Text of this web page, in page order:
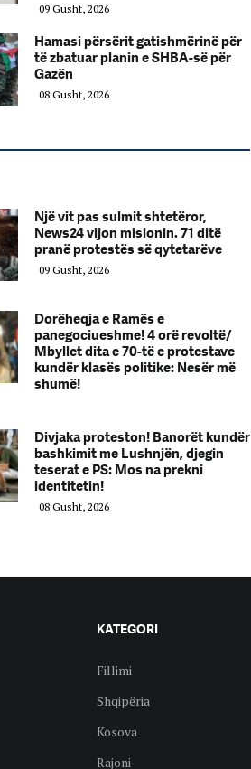
09 Gusht, 2026
Hamasi përsërit gatishmërinë për
të zbatuar planin e SHBA-së për
Gazën
08 Gusht, 2026
Një vit pas sulmit shtetëror,
News24 vijon misionin. 71 ditë
pranë protestës së qytetarëve
09 Gusht, 2026
Dorëheqja e Ramës e
panegociueshme! 4 orë revoltë/
Mbyllet dita e 70-të e protestave
kundër klasës politike: Nesër më
shumë!
Divjaka proteston! Banorët kundër
bashkimit me Lushnjën, djegin
teserat e PS: Mos na prekni
identitetin!
08 Gusht, 2026
KATEGORI
Fillimi
Shqipëria
Kosova
Rajoni